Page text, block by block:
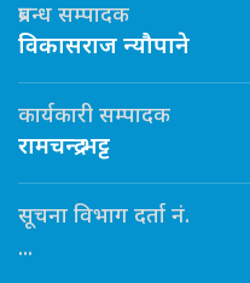
प्रबन्ध सम्पादक
विकासराज न्यौपाने
कार्यकारी सम्पादक
रामचन्द्र भट्ट
सूचना विभाग दर्ता नं.
...